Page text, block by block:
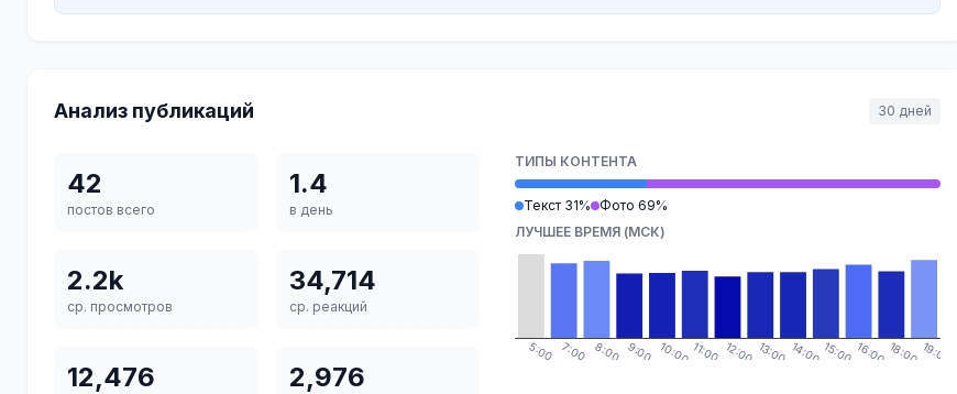
Анализ публикаций 30 дней
42
постов всего
1.4
в день
2.2k
ср. просмотров
34,714
ср. реакций
12,476 2,976
ТИПЫ КОНТЕНТА
Текст 31%
Фото 69%
ЛУЧШЕЕ ВРЕМЯ (МСК)
5:00 7:00 8:00 9:00 10:00 11:00 12:00 13:00 14:00 15:00 16:00 18:00 19:00